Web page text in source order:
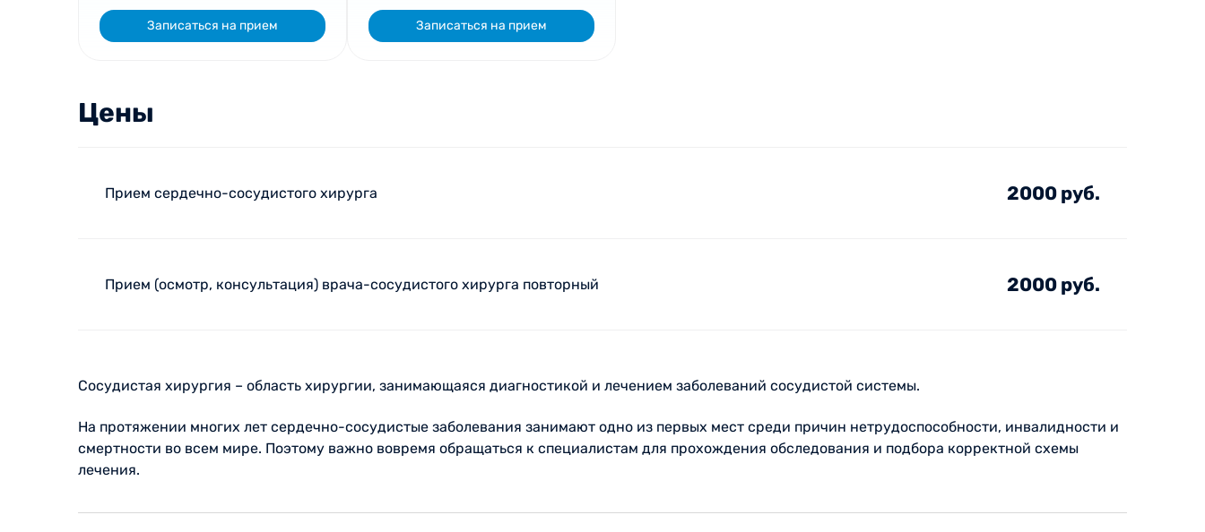
Записаться на прием Записаться на прием
Цены
Прием сердечно-сосудистого хирурга 2000 руб.
Прием (осмотр, консультация) врача-сосудистого хирурга повторный 2000 руб.
Сосудистая хирургия – область хирургии, занимающаяся диагностикой и лечением заболеваний сосудистой системы.
На протяжении многих лет сердечно-сосудистые заболевания занимают одно из первых мест среди причин нетрудоспособности, инвалидности и
смертности во всем мире. Поэтому важно вовремя обращаться к специалистам для прохождения обследования и подбора корректной схемы
лечения.